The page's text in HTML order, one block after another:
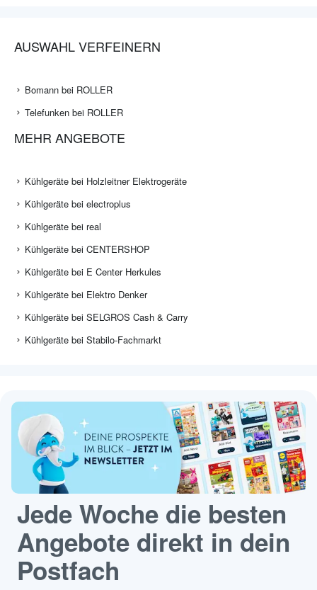
AUSWAHL VERFEINERN
Bomann bei ROLLER
Telefunken bei ROLLER
MEHR ANGEBOTE
Kühlgeräte bei Holzleitner Elektrogeräte
Kühlgeräte bei electroplus
Kühlgeräte bei real
Kühlgeräte bei CENTERSHOP
Kühlgeräte bei E Center Herkules
Kühlgeräte bei Elektro Denker
Kühlgeräte bei SELGROS Cash & Carry
Kühlgeräte bei Stabilo-Fachmarkt
Jede Woche die besten
Angebote direkt in dein
Postfach